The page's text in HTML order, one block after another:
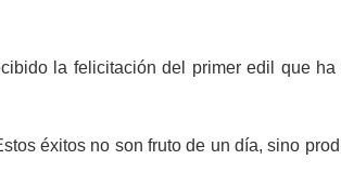
la felicitación del primer edil que
éxitos no son fruto de un día, sino